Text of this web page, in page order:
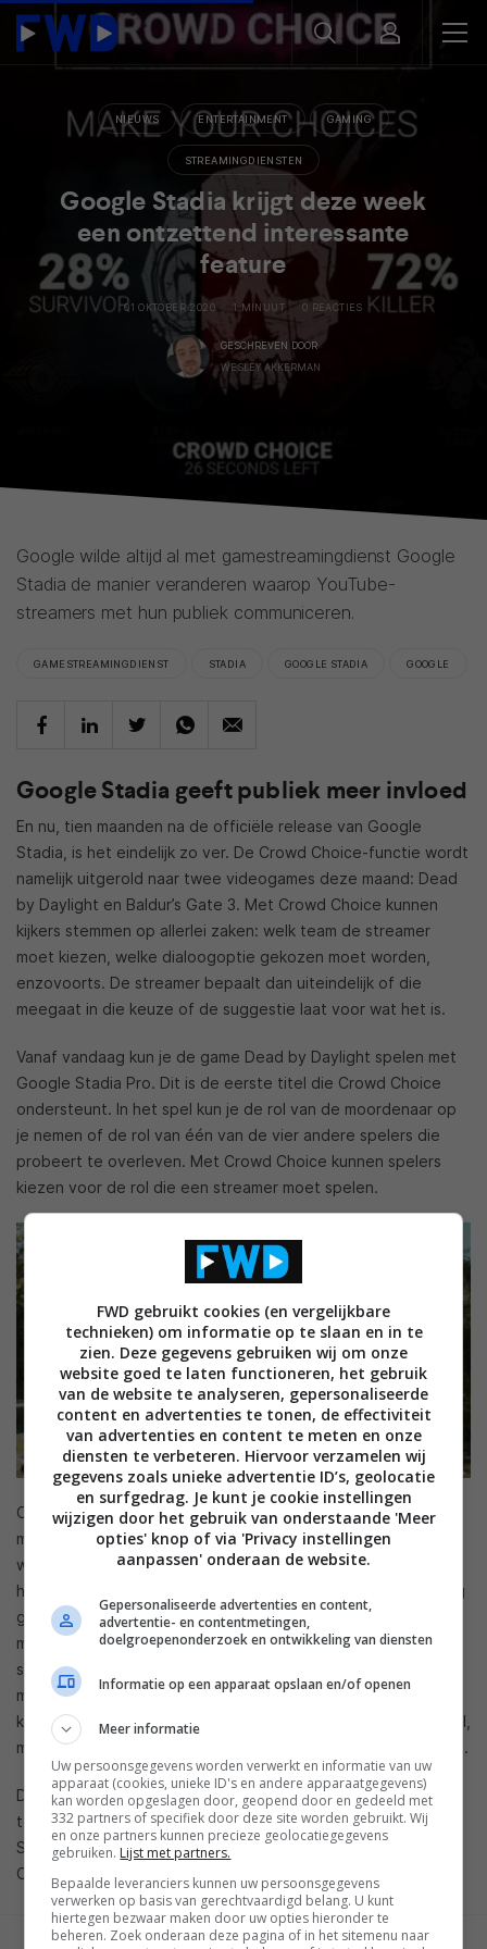
NIEUWS ENTERTAINMENT GAMING
STREAMINGDIENSTEN
Google Stadia krijgt deze week
een ontzettend interessante
feature
01 OKTOBER 2020 1 MINUUT 0 REACTIES
GESCHREVEN DOOR
WESLEY AKKERMAN
Google wilde altijd al met gamestreamingdienst Google
Stadia de manier veranderen waarop YouTube-
streamers met hun publiek communiceren.
GAMESTREAMINGDIENST STADIA GOOGLE STADIA GOOGLE
Google Stadia geeft publiek meer invloed
En nu, tien maanden na de officiële release van Google
Stadia, is het eindelijk zo ver. De Crowd Choice-functie wordt
namelijk uitgerold naar twee videogames deze maand: Dead
by Daylight en Baldur’s Gate 3. Met Crowd Choice kunnen
kijkers stemmen op allerlei zaken: welk team de streamer
moet kiezen, welke dialoogoptie gekozen moet worden,
enzovoorts. De streamer bepaalt dan uiteindelijk of die
meegaat in die keuze of de suggestie laat voor wat het is.
Vanaf vandaag kun je de game Dead by Daylight spelen met
Google Stadia Pro. Dit is de eerste titel die Crowd Choice
ondersteunt. In het spel kun je de rol van de moordenaar op
je nemen of de rol van één van de vier andere spelers die
probeert te overleven. Met Crowd Choice kunnen spelers
kiezen voor de rol die een streamer moet spelen.
Op 6 oktober verschijnt de game Baldur’s Gate 3 en dat is
meteen de tweede game die de functie ondersteunt. Daar
waar Dead by Daylight een asymmetrische survival
horrorgame is, is Baldur’s Gate 3 een ouderwetse role playing
game met een hoop dialoogopties. Je kunt dit spel alleen of
met een groepje vrienden spelen. Met Crowd Choice kunnen
spelers invloed uitoefenen op de keuzes die een streamer
maakt, in één van de vele dialogen van de game. Zo kunnen
kijkers dus invloed uitoefenen op het verloop van het verhaal,
maar ook met wie het digitale personage een relatie aangaat.
Dead by Daylight is overigens niet de enige game die vanaf
te claimen is met Stadia Pro. Ook de spellen Human: Fall Flat,
Superhot: Mind Control Delete, Lara Croft: Temple of Osiris,
Celeste en Jotun krijg je nu bij dat abonnement.
FWD gebruikt cookies (en vergelijkbare
technieken) om informatie op te slaan en in te
zien. Deze gegevens gebruiken wij om onze
website goed te laten functioneren, het gebruik
van de website te analyseren, gepersonaliseerde
content en advertenties te tonen, de effectiviteit
van advertenties en content te meten en onze
diensten te verbeteren. Hiervoor verzamelen wij
gegevens zoals unieke advertentie ID’s, geolocatie
en surfgedrag. Je kunt je cookie instellingen
wijzigen door het gebruik van onderstaande 'Meer
opties' knop of via 'Privacy instellingen
aanpassen' onderaan de website.
Gepersonaliseerde advertenties en content,
advertentie- en contentmetingen,
doelgroepenonderzoek en ontwikkeling van diensten
Informatie op een apparaat opslaan en/of openen
Meer informatie
Uw persoonsgegevens worden verwerkt en informatie van uw
apparaat (cookies, unieke ID's en andere apparaatgegevens)
kan worden opgeslagen door, geopend door en gedeeld met
332 partners of specifiek door deze site worden gebruikt. Wij
en onze partners kunnen precieze geolocatiegegevens
gebruiken. Lijst met partners.
Bepaalde leveranciers kunnen uw persoonsgegevens
verwerken op basis van gerechtvaardigd belang. U kunt
hiertegen bezwaar maken door uw opties hieronder te
beheren. Zoek onderaan deze pagina of in het sitemenu naar